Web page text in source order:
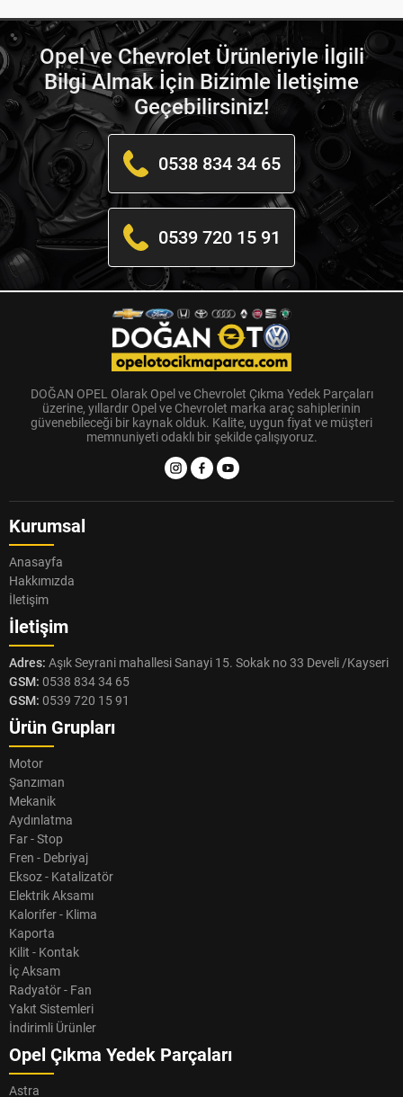
Opel ve Chevrolet Ürünleriyle İlgili
Bilgi Almak İçin Bizimle İletişime
Geçebilirsiniz!
0538 834 34 65
0539 720 15 91
DOĞAN OPEL Olarak Opel ve Chevrolet Çıkma Yedek Parçaları
üzerine, yıllardır Opel ve Chevrolet marka araç sahiplerinin
güvenebileceği bir kaynak olduk. Kalite, uygun fiyat ve müşteri
memnuniyeti odaklı bir şekilde çalışıyoruz.
Kurumsal
Anasayfa
Hakkımızda
İletişim
İletişim
Adres: Aşık Seyrani mahallesi Sanayi 15. Sokak no 33 Develi /Kayseri
GSM: 0538 834 34 65
GSM: 0539 720 15 91
Ürün Grupları
Motor
Şanzıman
Mekanik
Aydınlatma
Far - Stop
Fren - Debriyaj
Eksoz - Katalizatör
Elektrik Aksamı
Kalorifer - Klima
Kaporta
Kilit - Kontak
İç Aksam
Radyatör - Fan
Yakıt Sistemleri
İndirimli Ürünler
Opel Çıkma Yedek Parçaları
Astra